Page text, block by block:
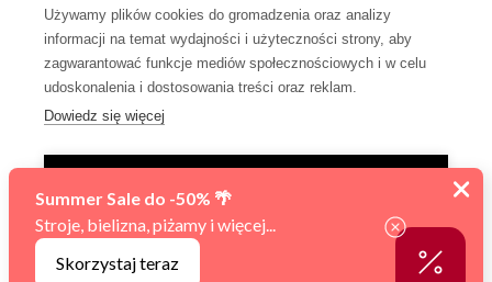
Używamy plików cookies do gromadzenia oraz analizy
informacji na temat wydajności i użyteczności strony, aby
zagwarantować funkcje mediów społecznościowych i w celu
udoskonalenia i dostosowania treści oraz reklam.
Dowiedz się więcej
AKCEPTUJ WSZYSTKIE
Zarządzaj ustawieniami
Szybka dostawa
Sfinansowano w ramach reakcji Unii na pandemię COVID-19.